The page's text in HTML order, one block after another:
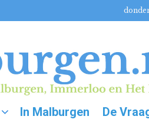
In Malburgen De